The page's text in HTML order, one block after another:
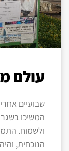
עולם
המשיכו
ולשמוח.
הנוכחית,